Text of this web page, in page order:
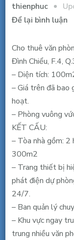
thienphuc
Để lại bình luậntại
Cho thuê văn
Đình Chiểu, F.4,
– Diện tích:
– Giá trên đã bao
hoạt.
– Phòng vuông
KẾT CẤU:
– Tòa nhà gồm:
300m2
– Trang thiết bị
phát điện dự
24/7.
– Ban quản lý
– Khu vực ngay
trung nhiều văn